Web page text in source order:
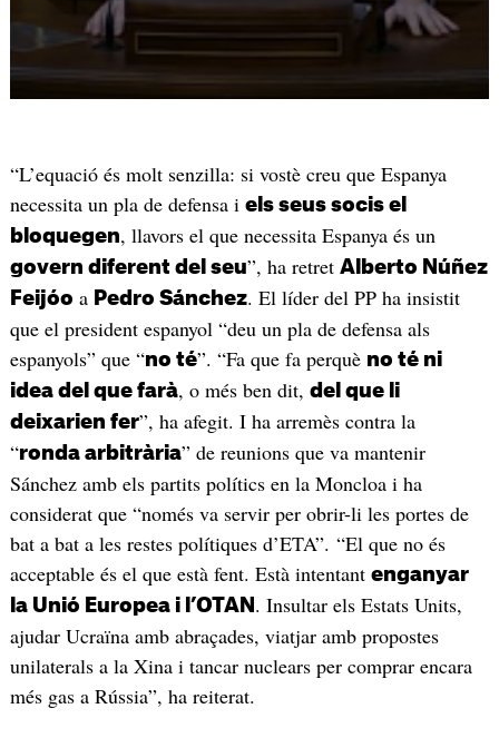
“L’equació és molt senzilla: si vostè creu que Espanya
necessita un pla de defensa i els seus socis el
bloquegen, llavors el que necessita Espanya és un
govern diferent del seu”, ha retret Alberto Núñez
Feijóo a Pedro Sánchez. El líder del PP ha insistit
que el president espanyol “deu un pla de defensa als
espanyols” que “no té”. “Fa que fa perquè no té ni
idea del que farà, o més ben dit, del que li
deixarien fer”, ha afegit. I ha arremès contra la
“ronda arbitrària” de reunions que va mantenir
Sánchez amb els partits polítics en la Moncloa i ha
considerat que “només va servir per obrir-li les portes de
bat a bat a les restes polítiques d’ETA”. “El que no és
acceptable és el que està fent. Està intentant enganyar
la Unió Europea i l’OTAN . Insultar els Estats Units,
ajudar Ucraïna amb abraçades, viatjar amb propostes
unilaterals a la Xina i tancar nuclears per comprar encara
més gas a Rússia”, ha reiterat.